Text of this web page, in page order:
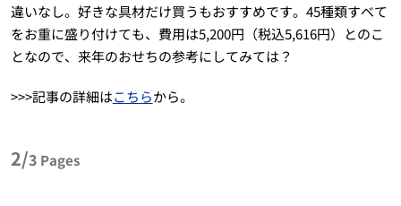
違いなし。好きな具材だけ買うもおすすめです。45種類すべて
をお重に盛り付けても、費用は5,200円（税込5,616円）とのこ
となので、来年のおせちの参考にしてみては？
>>>記事の詳細はこちらから。
2/3 Pages